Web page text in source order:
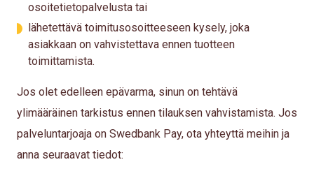
osoitetietopalvelusta tai
lähetettävä toimitusosoitteeseen kysely, joka
asiakkaan on vahvistettava ennen tuotteen
toimittamista.
Jos olet edelleen epävarma, sinun on tehtävä
ylimääräinen tarkistus ennen tilauksen vahvistamista. Jos
palveluntarjoaja on Swedbank Pay, ota yhteyttä meihin ja
anna seuraavat tiedot: